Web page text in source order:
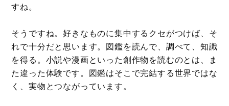
すね。
そうですね。好きなものに集中するクセがつけば、そ
れで十分だと思います。図鑑を読んで、調べて、知識
を得る。小説や漫画といった創作物を読むのとは、ま
た違った体験です。図鑑はそこで完結する世界ではな
く、実物とつながっています。